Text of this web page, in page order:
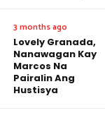
3 months ago
Lovely Granada,
Nanawagan Kay
Marcos Na
Pairalin Ang
Hustisya